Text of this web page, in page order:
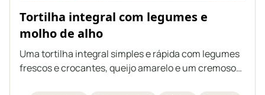
Tortilha integral com legumes e
molho de alho
Uma tortilha integral simples e rápida com legumes
frescos e crocantes, queijo amarelo e um cremoso